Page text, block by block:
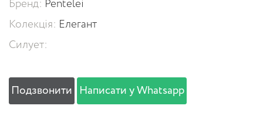
Бренд: Pentelei
Колекція: Елегант
Силует:
Подзвонити Написати у Whatsapp